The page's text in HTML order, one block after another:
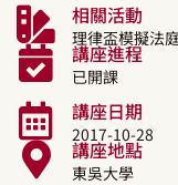
相關活動
理律盃模擬法
講座進程
已開課
講座日期
2017-10-28
講座地點
東吳大學